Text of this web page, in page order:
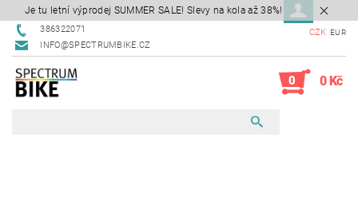
Je tu letní výprodej SUMMER SALE! Slevy na kola až 38%!
386322071
INFO@SPECTRUMBIKE.CZ
CZK EUR
0 0 Kč